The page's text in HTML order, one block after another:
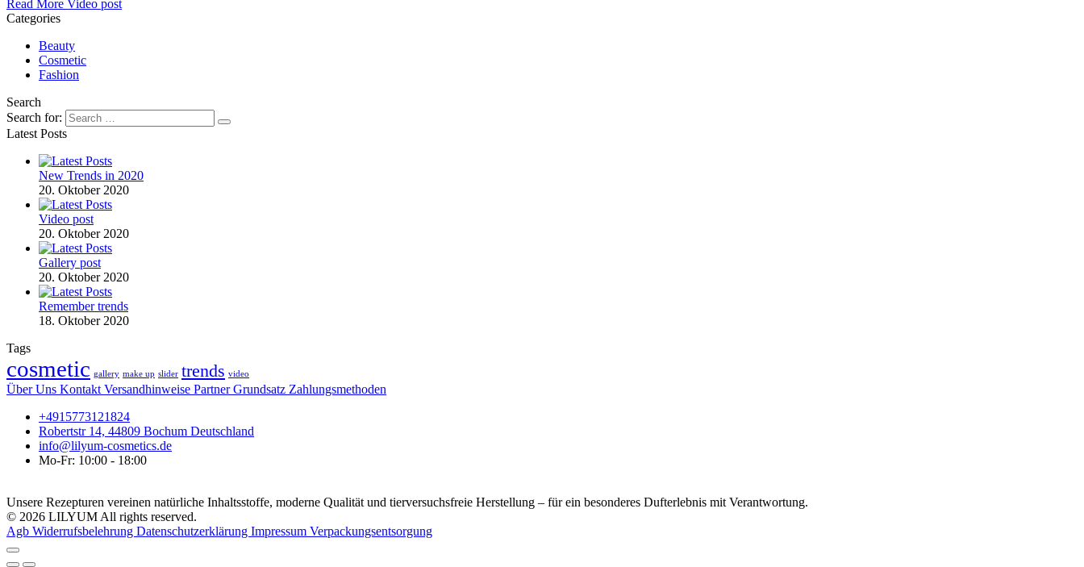
Read More Video post
Categories
Beauty
Cosmetic
Fashion
Search
Search for:
Latest Posts
New Trends in 2020
20. Oktober 2020
Video post
20. Oktober 2020
Gallery post
20. Oktober 2020
Remember trends
18. Oktober 2020
Tags
cosmetic gallery make up slider trends video
Über Uns Kontakt Versandhinweise PartnerGrundsatz Zahlungsmethoden
+4915773121824
Robertstr 14, 44809 Bochum Deutschland
info@lilyum-cosmetics.de
Mo-Fr: 10:00 - 18:00
Unsere Rezepturen vereinen natürliche Inhaltsstoffe, moderne Qualität und tierversuchsfreie Herstellung – für ein besonderes Dufterlebnis mit Verantwortung.
© 2026 LILYUM All rights reserved.
Agb Widerrufsbelehrung Datenschutzerklärung Impressum Verpackungsentsorgung